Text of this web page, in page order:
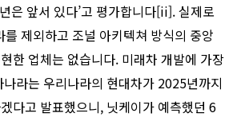
은 앞서 있다’고 평가합니다[ii]. 실제로
제외하고 조널 아키텍쳐 방식의 중앙
한 업체는 없습니다. 미래차 개발에 가장
라는 우리나라의 현대차가 2025년까지
다고 발표했으니, 닛케이가 예측했던 6